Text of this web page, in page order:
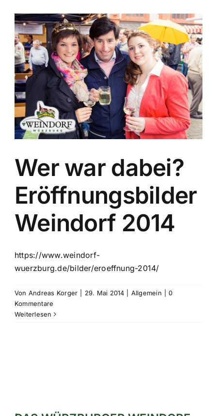
Wer war dabei?
Eröffnungsbilder
Weindorf 2014
https://www.weindorf-
wuerzburg.de/bilder/eroeffnung-2014/
Von Andreas Korger 29. Mai 2014 Allgemein
0
Kommentare
Weiterlesen